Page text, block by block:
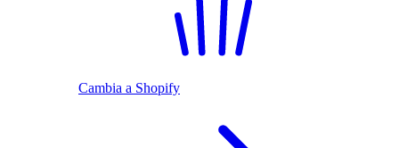
Cambia a Shopify